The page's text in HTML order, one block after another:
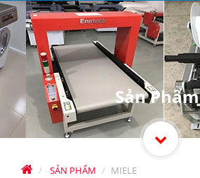
SẢN PHẨM MIELE
Sản Phẩm